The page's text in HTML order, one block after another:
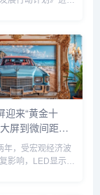
国内超高清LED显
已突破800亿元，
。从北京冬奥会到
从城市地标裸眼
制片影棚，LED
统的“显示工具”升
验载体”。值得注
发布的《LED显示
迎来“黄金十
屏到微间距，
塑视觉生态
年，受宏观经济波
影响，LED显示屏